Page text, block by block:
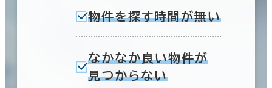
物件を探す時間が無い
なかなか良い物件が
見つからない